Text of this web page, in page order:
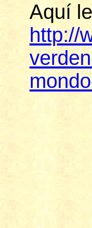
Aquí
http://